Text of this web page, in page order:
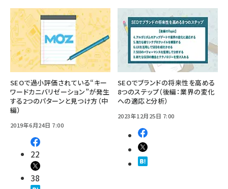
SEOで過小評価されている“キー
ワードカニバリゼーション”が発生
する2つのパターンと見つけ方（中
編）
2019年6月24日 7:00
22
38
SEOでブランドの将来性を高める
8つのステップ（後編：業界の変化
への適応と分析）
2023年12月25日 7:00